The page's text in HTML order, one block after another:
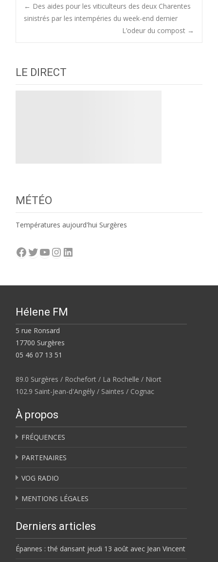
Post
navigation
← Des aides pour les viticulteurs des deux Charentes
sinistrés par les intempéries du week-end dernier
L’odeur du compost →
LE DIRECT
MÉTÉO
Températures aujourd'hui Surgères
Facebook
Twitter
YouTube
Instagram
LinkedIn
Hélene FM
5 rue Ronsard
17700 Surgères
05 46 07 13 51
89.0 Surgères / Rochefort / La Rochelle / Niort
102.9 Saint-Jean-d'Angély / Saintes / Cognac
À propos
FRÉQUENCES
PARTENAIRES
VOG RADIO
MENTIONS LÉGALES
Derniers articles
Épannes : thé dansant jeudi 13 août avec Jean Vincent